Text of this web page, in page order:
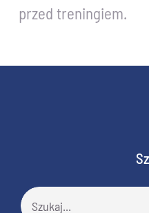
przed treningiem.
Szukaj